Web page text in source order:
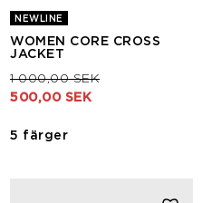
NEWLINE
WOMEN CORE CROSS
JACKET
Pris nedsatt från
1 000,00 SEKtill
500,00 SEK
5 färger